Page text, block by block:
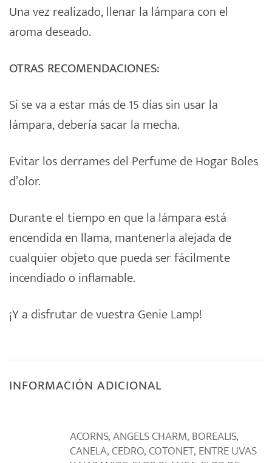
Una vez realizado, llenar la lámpara con el
aroma deseado.
OTRAS RECOMENDACIONES:
Si se va a estar más de 15 días sin usar la
lámpara, debería sacar la mecha.
Evitar los derrames del Perfume de Hogar Boles
d’olor.
Durante el tiempo en que la lámpara está
encendida en llama, mantenerla alejada de
cualquier objeto que pueda ser fácilmente
incendiado o inflamable.
¡Y a disfrutar de vuestra Genie Lamp!
INFORMACIÓN ADICIONAL
ACORNS, ANGELS CHARM, BOREALIS,
CANELA, CEDRO, COTONET, ENTRE UVAS